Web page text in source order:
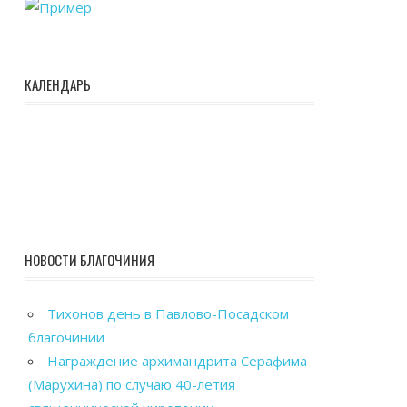
КАЛЕНДАРЬ
НОВОСТИ БЛАГОЧИНИЯ
Тихонов день в Павлово-Посадском
благочинии
Награждение архимандрита Серафима
(Марухина) по случаю 40-летия